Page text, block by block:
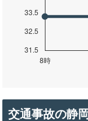
交通事故の静